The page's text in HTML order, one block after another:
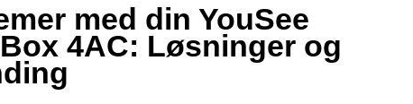
med din YouSee
4AC: Løsninger og